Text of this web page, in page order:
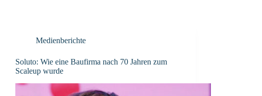
Medienberichte
Soluto: Wie eine Baufirma nach 70 Jahren zum
Scaleup wurde